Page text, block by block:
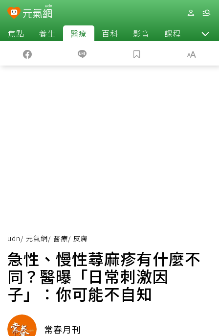
焦點 養生 醫療 百科 影音 課程 退休
udn/ 元氣網/ 醫療/ 皮膚
急性、慢性蕁麻疹有什麼不
同？醫曝「日常刺激因
子」：你可能不自知
常春月刊